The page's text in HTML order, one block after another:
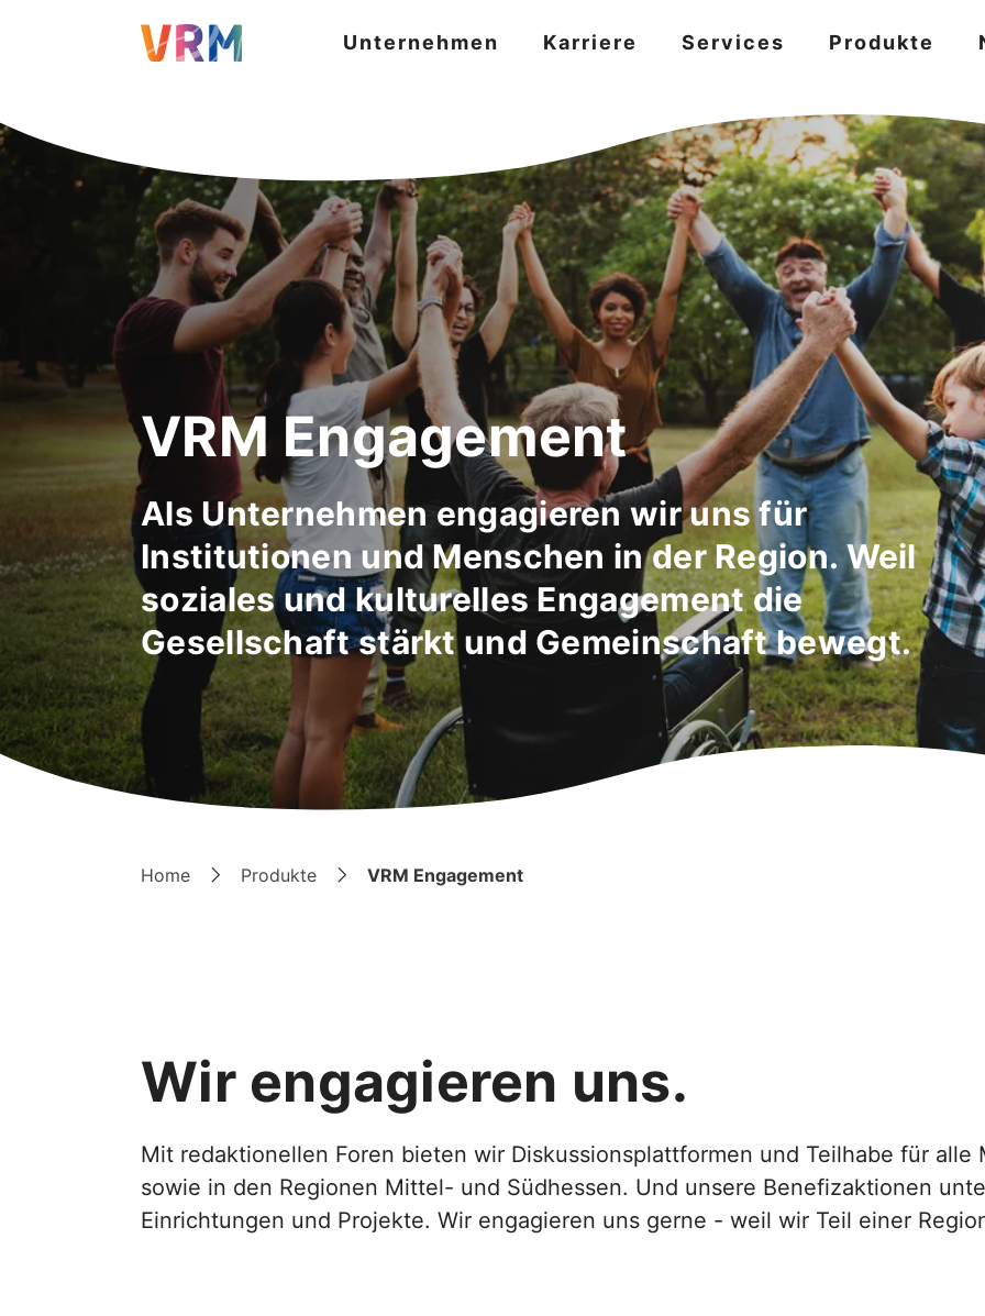
Unternehmen Karriere Services Produkte
VRM Engagement
Als Unternehmen engagieren wir uns für
Institutionen und Menschen in der Region. Weil
soziales und kulturelles Engagement die
Gesellschaft stärkt und Gemeinschaft bewegt.
Home Produkte VRM Engagement
Wir engagieren uns.
Mit redaktionellen Foren bieten wir Diskussionsplattformen und Teilhabe für
sowie in den Regionen Mittel- und Südhessen. Und unsere Benefizaktionen
Einrichtungen und Projekte. Wir engagieren uns gerne - weil wir Teil einer